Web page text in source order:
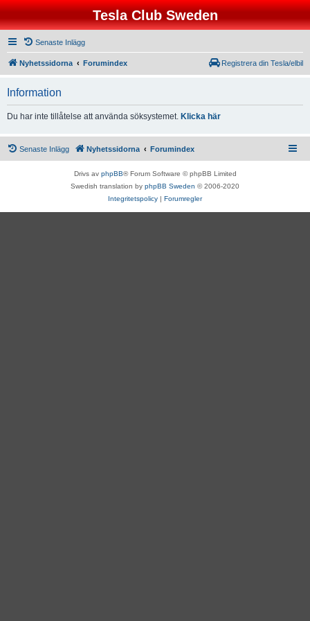
Tesla Club Sweden
Senaste Inlägg
Nyhetssidorna Forumindex Registrera din Tesla/elbil
Information
Du har inte tillåtelse att använda söksystemet. Klicka här
Senaste Inlägg Nyhetssidorna Forumindex
Drivs av phpBB® Forum Software © phpBB Limited
Swedish translation by phpBB Sweden © 2006-2020
Integritetspolicy | Forumregler